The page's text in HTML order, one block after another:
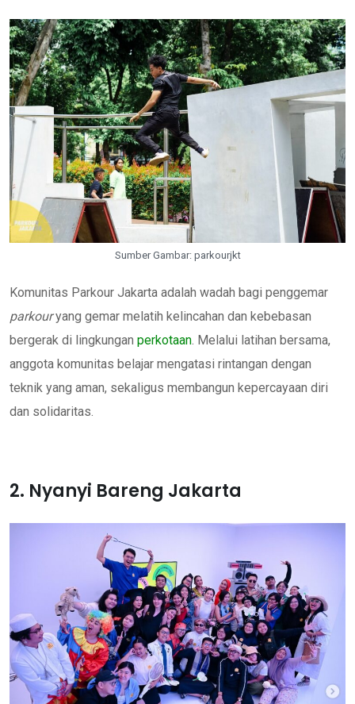
Sumber Gambar: parkourjkt
Komunitas Parkour Jakarta adalah wadah bagi penggemar
parkouryang gemar melatih kelincahan dan kebebasan
bergerak di lingkungan perkotaan. Melalui latihan bersama,
anggota komunitas belajar mengatasi rintangan dengan
teknik yang aman, sekaligus membangun kepercayaan diri
dan solidaritas.
2. Nyanyi Bareng Jakarta